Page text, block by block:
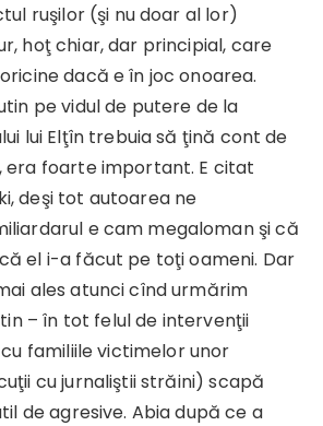
ruşilor (şi nu doar al lor)
hoţ chiar, dar principial, care
dacă e în joc onoarea.
pe vidul de putere de la
lui Elţîn trebuia să ţină cont de
era foarte important. E citat
deşi tot autoarea ne
e cam megaloman şi că
el i-a făcut pe toţi oameni. Dar
ales atunci cînd urmărim
– în tot felul de intervenţii
familiile victimelor unor
cu jurnaliştii străini) scapă
de agresive. Abia după ce a